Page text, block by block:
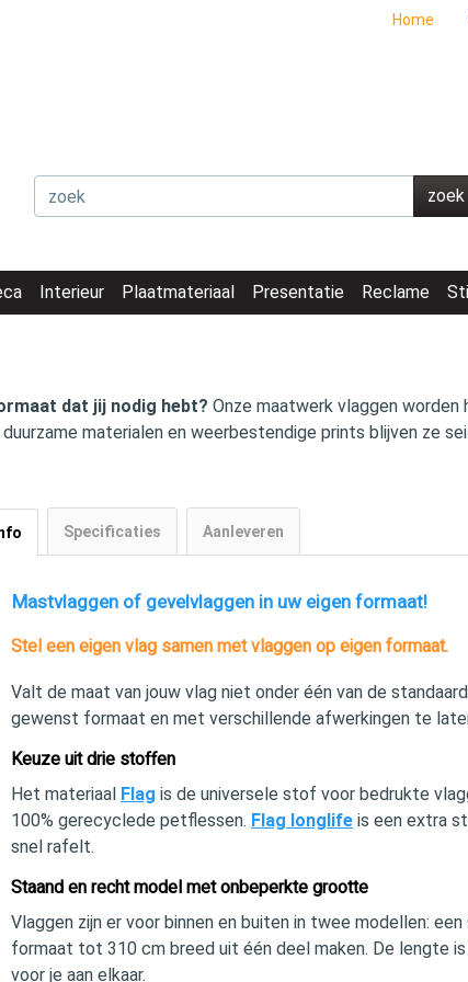
Home
zoek
Interieur Plaatmateriaal Presentatie Reclame
dat jij nodig hebt? Onze maatwerk vlaggen
materialen en weerbestendige prints blijven ze
Specificaties Aanleveren
Mastvlaggen of gevelvlaggen in uw eigen formaat!
Stel een eigen vlag samen met vlaggen op eigen formaat.
Valt de maat van jouw vlag niet onder één van de
gewenst formaat en met verschillende afwerkingen te
Keuze uit drie stoffen
Het materiaal Flag is de universele stof voor bedrukte
100% gerecyclede petflessen. Flag longlife is een extra
snel rafelt.
Staand en recht model met onbeperkte grootte
Vlaggen zijn er voor binnen en buiten in twee modellen:
formaat tot 310 cm breed uit één deel maken. De lengte
voor je aan elkaar.